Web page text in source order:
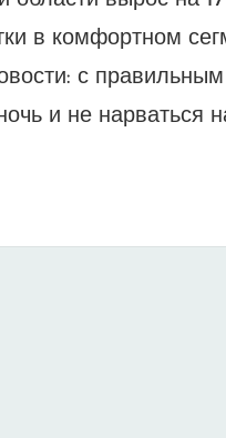
в комфортном
с
и не нарваться